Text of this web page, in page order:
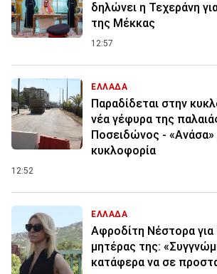
δηλώνει η Τεχεράνη
της Μέκκας
12:57
ΕΛΛΑΔΑ
Παραδίδεται στην
νέα γέφυρα της
Ποσειδώνος - «Ανάσα»
κυκλοφορία
12:52
ΕΛΛΑΔΑ
Αφροδίτη Νέστορα για
μητέρας της:
κατάφερα να σε